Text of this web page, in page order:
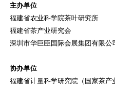
主办单位
福建省农业科学院茶叶研究所
福建省茶产业研究会
深圳市华巨臣国际会展集团有限公
协办单位
福建省计量科学研究院（国家茶产